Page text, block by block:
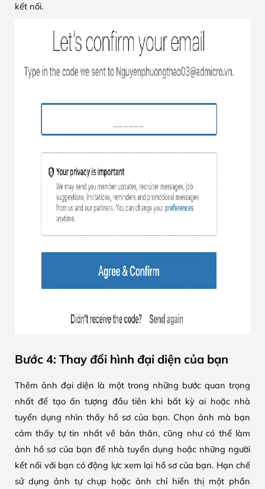
kết nối.
Bước 4: Thay đổi hình đại diện của bạn
Thêm ảnh đại diện là một trong những bước quan trọng
nhất để tạo ấn tượng đầu tiên khi bất kỳ ai hoặc nhà
tuyển dụng nhìn thấy hồ sơ của bạn. Chọn ảnh mà bạn
cảm thấy tự tin nhất về bản thân, cũng như có thể làm
ảnh hồ sơ của bạn để nhà tuyển dụng hoặc những người
kết nối với bạn có động lực xem lại hồ sơ của bạn. Hạn chế
sử dụng ảnh tự chụp hoặc ảnh chỉ hiển thị một phần